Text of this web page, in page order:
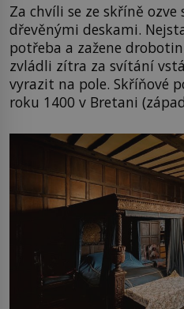
Za chvíli se ze skříně
dřevěnými deskami.
potřeba a zažene
zvládli zítra za svítání
vyrazit na pole. Skříňové
roku 1400 v Bretani